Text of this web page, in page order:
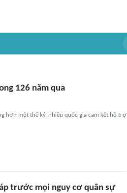
126 năm qua
hơn một thế kỷ, nhiều quốc gia cam kết hỗ trợ
trước mọi nguy cơ quân sự